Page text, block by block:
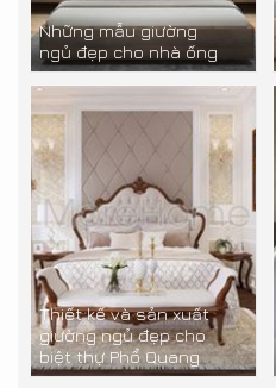
Những mẫu giường
ngủ đẹp cho nhà ống
Thiết kế và sản xuất
giường ngủ đẹp cho
biệt thự Phổ Quang